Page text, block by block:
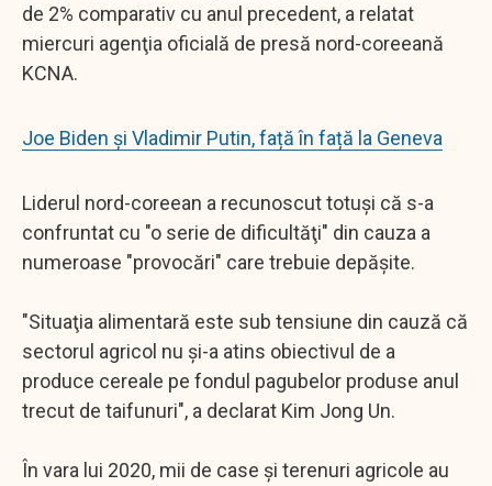
de 2% comparativ cu anul precedent, a relatat
miercuri agenţia oficială de presă nord-coreeană
KCNA.
Joe Biden și Vladimir Putin, față în față la Geneva
Liderul nord-coreean a recunoscut totuşi că s-a
confruntat cu "o serie de dificultăţi" din cauza a
numeroase "provocări" care trebuie depăşite.
"Situaţia alimentară este sub tensiune din cauză că
sectorul agricol nu şi-a atins obiectivul de a
produce cereale pe fondul pagubelor produse anul
trecut de taifunuri", a declarat Kim Jong Un.
În vara lui 2020, mii de case şi terenuri agricole au